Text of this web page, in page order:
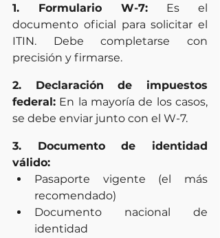
1. Formulario W-7: Es el
documento oficial para solicitar el
ITIN. Debe completarse con
precisión y firmarse.
2. Declaración de impuestos
federal: En la mayoría de los casos,
se debe enviar junto con el W-7.
3. Documento de identidad
válido:
Pasaporte vigente (el más
recomendado)
Documento nacional de
identidad